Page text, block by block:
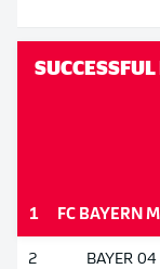
1 FC BAYERN
2 BAYER 04